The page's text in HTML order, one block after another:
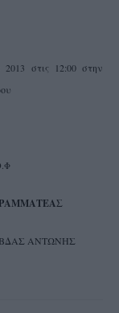
στις 12:00 στην
ΑΝΤΩΝΗΣ